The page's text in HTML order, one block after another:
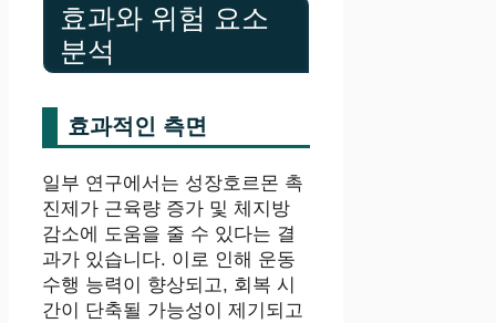
효과와 위험 요소
분석
효과적인 측면
일부 연구에서는 성장호르몬 촉
진제가 근육량 증가 및 체지방
감소에 도움을 줄 수 있다는 결
과가 있습니다. 이로 인해 운동
수행 능력이 향상되고, 회복 시
간이 단축될 가능성이 제기되고